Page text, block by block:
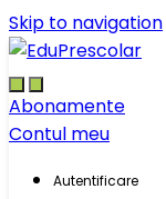
Skip to navigation
Abonamente
Contul meu
Autentificare